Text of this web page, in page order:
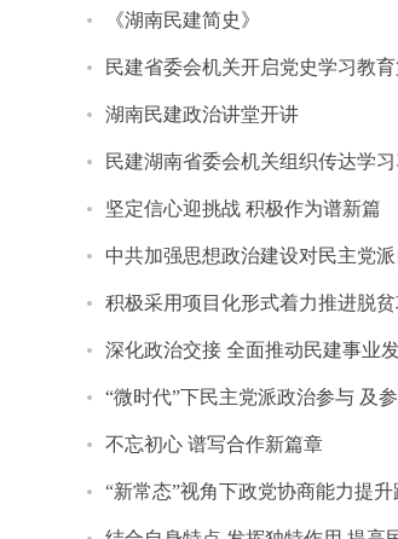
《湖南民建简史》
民建省委会机关开启党史学习教
湖南民建政治讲堂开讲
民建湖南省委会机关组织传达学
坚定信心迎挑战 积极作为谱新篇
中共加强思想政治建设对民主党
积极采用项目化形式着力推进脱
深化政治交接 全面推动民建事业
“微时代”下民主党派政治参与 及
不忘初心 谱写合作新篇章
“新常态”视角下政党协商能力提升